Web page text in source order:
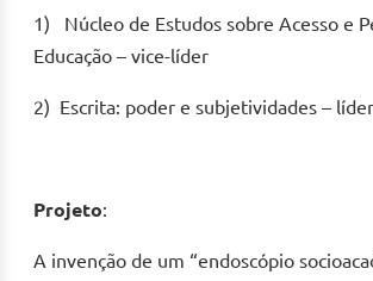
1) Núcleo de Estudos sobre Acesso e
Educação – vice-líder
2) Escrita: poder e subjetividades – líder
Projeto:
A invenção de um “endoscópio